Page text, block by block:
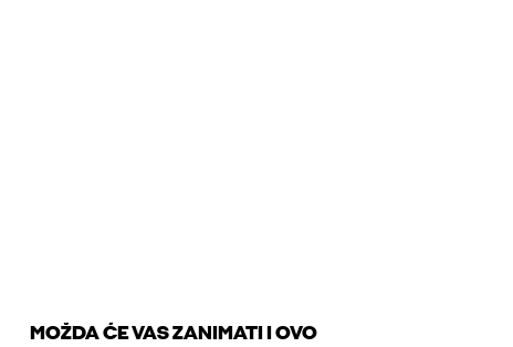
MOŽDA ĆE VAS ZANIMATI I OVO